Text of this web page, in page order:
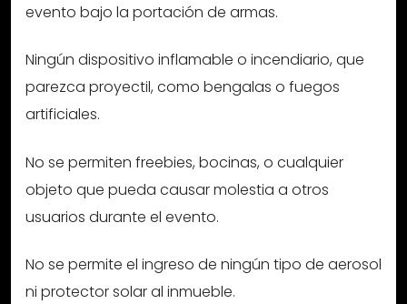
evento bajo la portación de armas.
Ningún dispositivo inflamable o incendiario, que
parezca proyectil, como bengalas o fuegos
artificiales.
No se permiten freebies, bocinas, o cualquier
objeto que pueda causar molestia a otros
usuarios durante el evento.
No se permite el ingreso de ningún tipo de aerosol
ni protector solar al inmueble.